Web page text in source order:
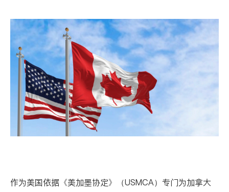
作为美国依据《美加墨协定》（USMCA）专门为加拿大